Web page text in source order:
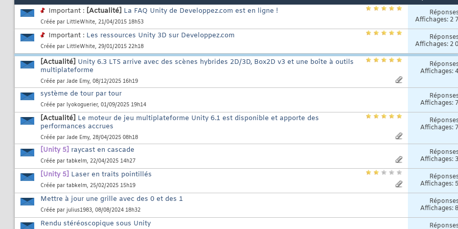
Important : [Actualité] La FAQ Unity de Developpez.com est en ligne !
Créée par LittleWhite, 21/04/2015 18h53
Affichages: 2
Important : Les ressources Unity 3D sur Developpez.com
Créée par LittleWhite, 29/01/2015 22h18
Affichages: 2
[Actualité] Unity 6.3 LTS arrive avec des scènes hybrides 2D/3D, Box2D v3 et une boîte à outils
multiplateforme
Créée par Jade Emy, 08/12/2025 16h19
Affichages:
système de tour par tour
Créée par lyokoguerier, 01/09/2025 19h14
Affichages:
[Actualité] Le moteur de jeu multiplateforme Unity 6.1 est disponible et apporte des
performances accrues
Créée par Jade Emy, 28/04/2025 08h18
Affichages:
[Unity 5] raycast en cascade
Créée par tabkelm, 22/04/2025 14h27
Affichages:
[Unity 5] Laser en traits pointillés
Créée par tabkelm, 25/02/2025 15h19
Affichages:
Mettre à jour une grille avec des 0 et des 1
Créée par julius1983, 08/08/2024 18h32
Affichages:
Rendu stéréoscopique sous Unity